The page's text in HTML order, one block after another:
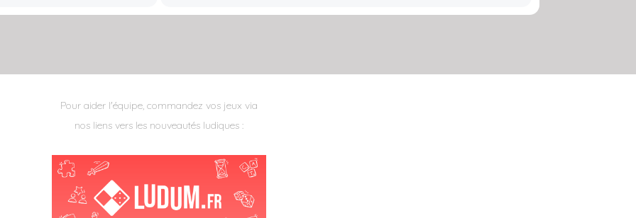
Pour aider l'équipe, commandez vos jeux via
nos liens vers les nouveautés ludiques :